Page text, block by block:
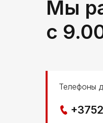
Телефоны
Мы
с